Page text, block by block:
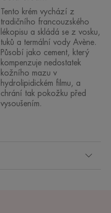
Tento krém vychází z
tradičního francouzského
lékopisu a skládá se z vosku,
tuků a termální vody Avène.
Působí jako cement, který
kompenzuje nedostatek
kožního mazu v
hydrolipidickém filmu, a
chrání tak pokožku před
vysoušením.